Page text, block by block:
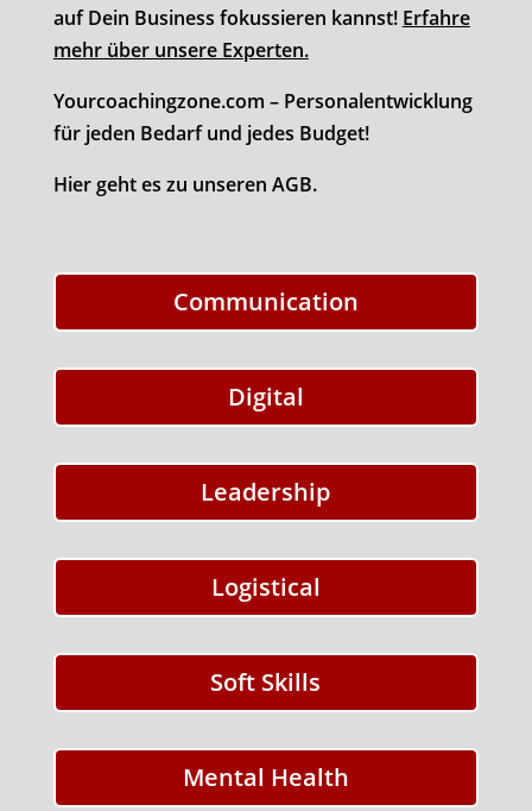
auf Dein Business fokussieren kannst! Erfahre
mehr über unsere Experten.
Yourcoachingzone.com – Personalentwicklung
für jeden Bedarf und jedes Budget!
Hier geht es zu unseren AGB.
Communication
Digital
Leadership
Logistical
Soft Skills
Mental Health